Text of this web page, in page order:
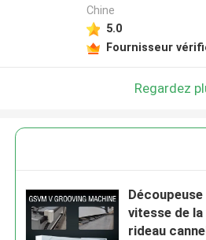
Chine
5.0
Fournisseur
Regardez
vitesse de
rideau